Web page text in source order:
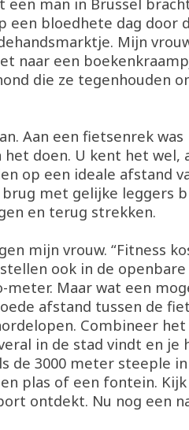
een man in Brussel
een bloedhete dag door
Mijn
naar een
die ze tegenhouden
Aan een fietsenrek was
doen. U kent het wel,
op een ideale afstand
met gelijke leggers
en terug strekken.
mijn vrouw. “Fitness
ook in de
meter. Maar wat een
afstand tussen de
Combineer
in de stad vindt en je
de 3000 meter steeple
plas of een fontein. Kijk
ontdekt. Nu nog een